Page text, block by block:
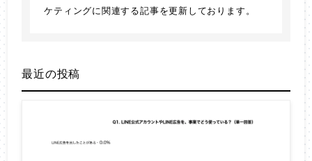
ケティングに関連する記事を更新しております。
最近の投稿